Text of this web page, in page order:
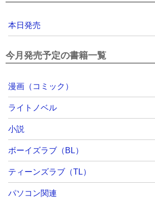
本日発売
今月発売予定の書籍一覧
漫画（コミック）
ライトノベル
小説
ボーイズラブ（BL）
ティーンズラブ（TL）
パソコン関連